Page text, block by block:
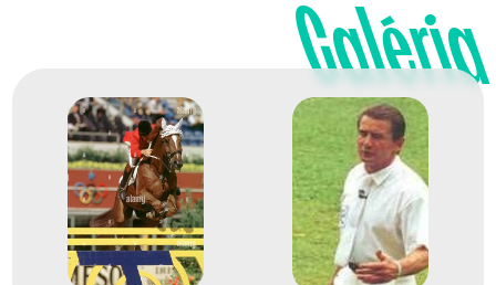
Galéria